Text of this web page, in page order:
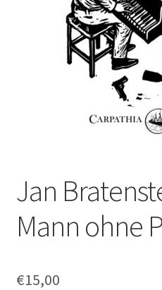
Jan
Mann ohne
€15,00